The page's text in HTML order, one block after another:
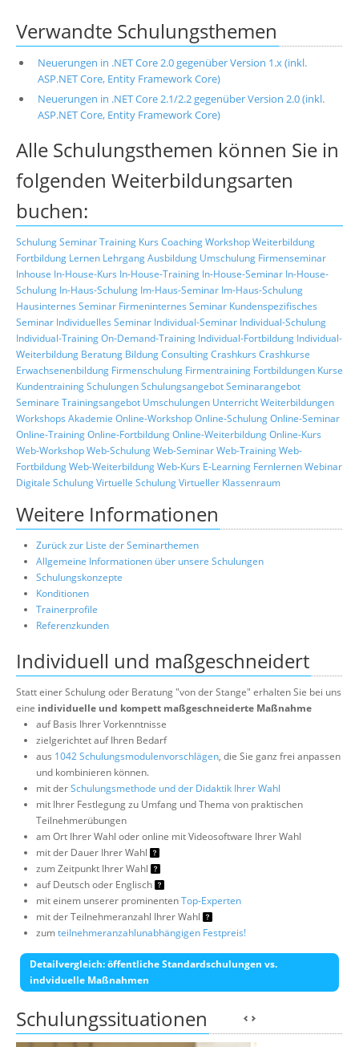
Verwandte Schulungsthemen
Neuerungen in .NET Core 2.0 gegenüber Version 1.x (inkl.
ASP.NET Core, Entity Framework Core)
Neuerungen in .NET Core 2.1/2.2 gegenüber Version 2.0 (inkl.
ASP.NET Core, Entity Framework Core)
Alle Schulungsthemen können Sie in
folgenden Weiterbildungsarten
buchen:
SchulungSeminarTraining Kurs CoachingWorkshopWeiterbildung
Fortbildung Lernen LehrgangAusbildung Umschulung Firmenseminar
Inhouse In-House-Kurs In-House-Training In-House-Seminar In-House-
Schulung In-Haus-Schulung Im-Haus-Seminar Im-Haus-Schulung
Hausinternes Seminar Firmeninternes Seminar Kundenspezifisches
Seminar Individuelles Seminar Individual-Seminar Individual-Schulung
Individual-TrainingOn-Demand-Training Individual-Fortbildung Individual-
Weiterbildung Beratung BildungConsultingCrashkurs Crashkurse
Erwachsenenbildung Firmenschulung Firmentraining Fortbildungen Kurse
KundentrainingSchulungenSchulungsangebotSeminarangebot
Seminare Trainingsangebot Umschulungen UnterrichtWeiterbildungen
Workshops Akademie Online-WorkshopOnline-SchulungOnline-Seminar
Online-TrainingOnline-FortbildungOnline-WeiterbildungOnline-Kurs
Web-WorkshopWeb-SchulungWeb-SeminarWeb-TrainingWeb-
FortbildungWeb-WeiterbildungWeb-Kurs E-Learning FernlernenWebinar
Digitale SchulungVirtuelle SchulungVirtueller Klassenraum
Weitere Informationen
Zurück zur Liste der Seminarthemen
Allgemeine Informationen über unsere Schulungen
Schulungskonzepte
Konditionen
Trainerprofile
Referenzkunden
Individuell und maßgeschneidert
Statt einer Schulung oder Beratung "von der Stange" erhalten Sie bei uns
eine individuelle und kompett maßgeschneiderte Maßnahme
auf Basis Ihrer Vorkenntnisse
zielgerichtet auf Ihren Bedarf
aus 1042 Schulungsmodulenvorschlägen, die Sie ganz frei anpassen
und kombinieren können.
mit derSchulungsmethode und der Didaktik Ihrer Wahl
mit Ihrer Festlegung zu Umfang und Thema von praktischen
Teilnehmerübungen
am Ort Ihrer Wahl oder online mit Videosoftware Ihrer Wahl
mit der Dauer Ihrer Wahl
zum Zeitpunkt Ihrer Wahl
auf Deutsch oder Englisch
mit einem unserer prominentenTop-Experten
mit der Teilnehmeranzahl Ihrer Wahl
zumteilnehmeranzahlunabhängigen Festpreis!
Detailvergleich: öffentliche Standardschulungen vs.
indviduelle Maßnahmen
Schulungssituationen